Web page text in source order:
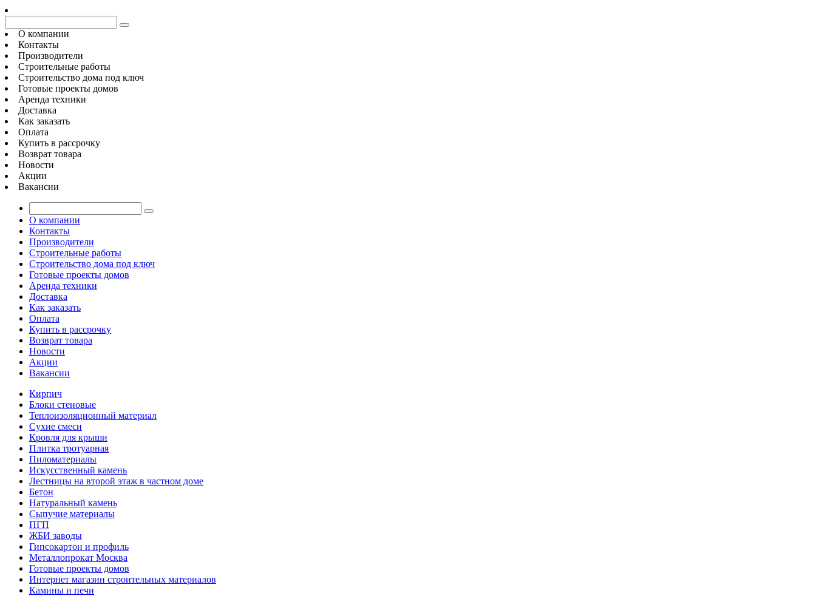
О компании
Контакты
Производители
Строительные работы
Строительство дома под ключ
Готовые проекты домов
Аренда техники
Доставка
Как заказать
Оплата
Купить в рассрочку
Возврат товара
Новости
Акции
Вакансии
О компании
Контакты
Производители
Строительные работы
Строительство дома под ключ
Готовые проекты домов
Аренда техники
Доставка
Как заказать
Оплата
Купить в рассрочку
Возврат товара
Новости
Акции
Вакансии
Кирпич
Блоки стеновые
Теплоизоляционный материал
Сухие смеси
Кровля для крыши
Плитка тротуарная
Пиломатериалы
Искусственный камень
Лестницы на второй этаж в частном доме
Бетон
Натуральный камень
Сыпучие материалы
ПГП
ЖБИ заводы
Гипсокартон и профиль
Металлопрокат Москва
Готовые проекты домов
Интернет магазин строительных материалов
Камины и печи